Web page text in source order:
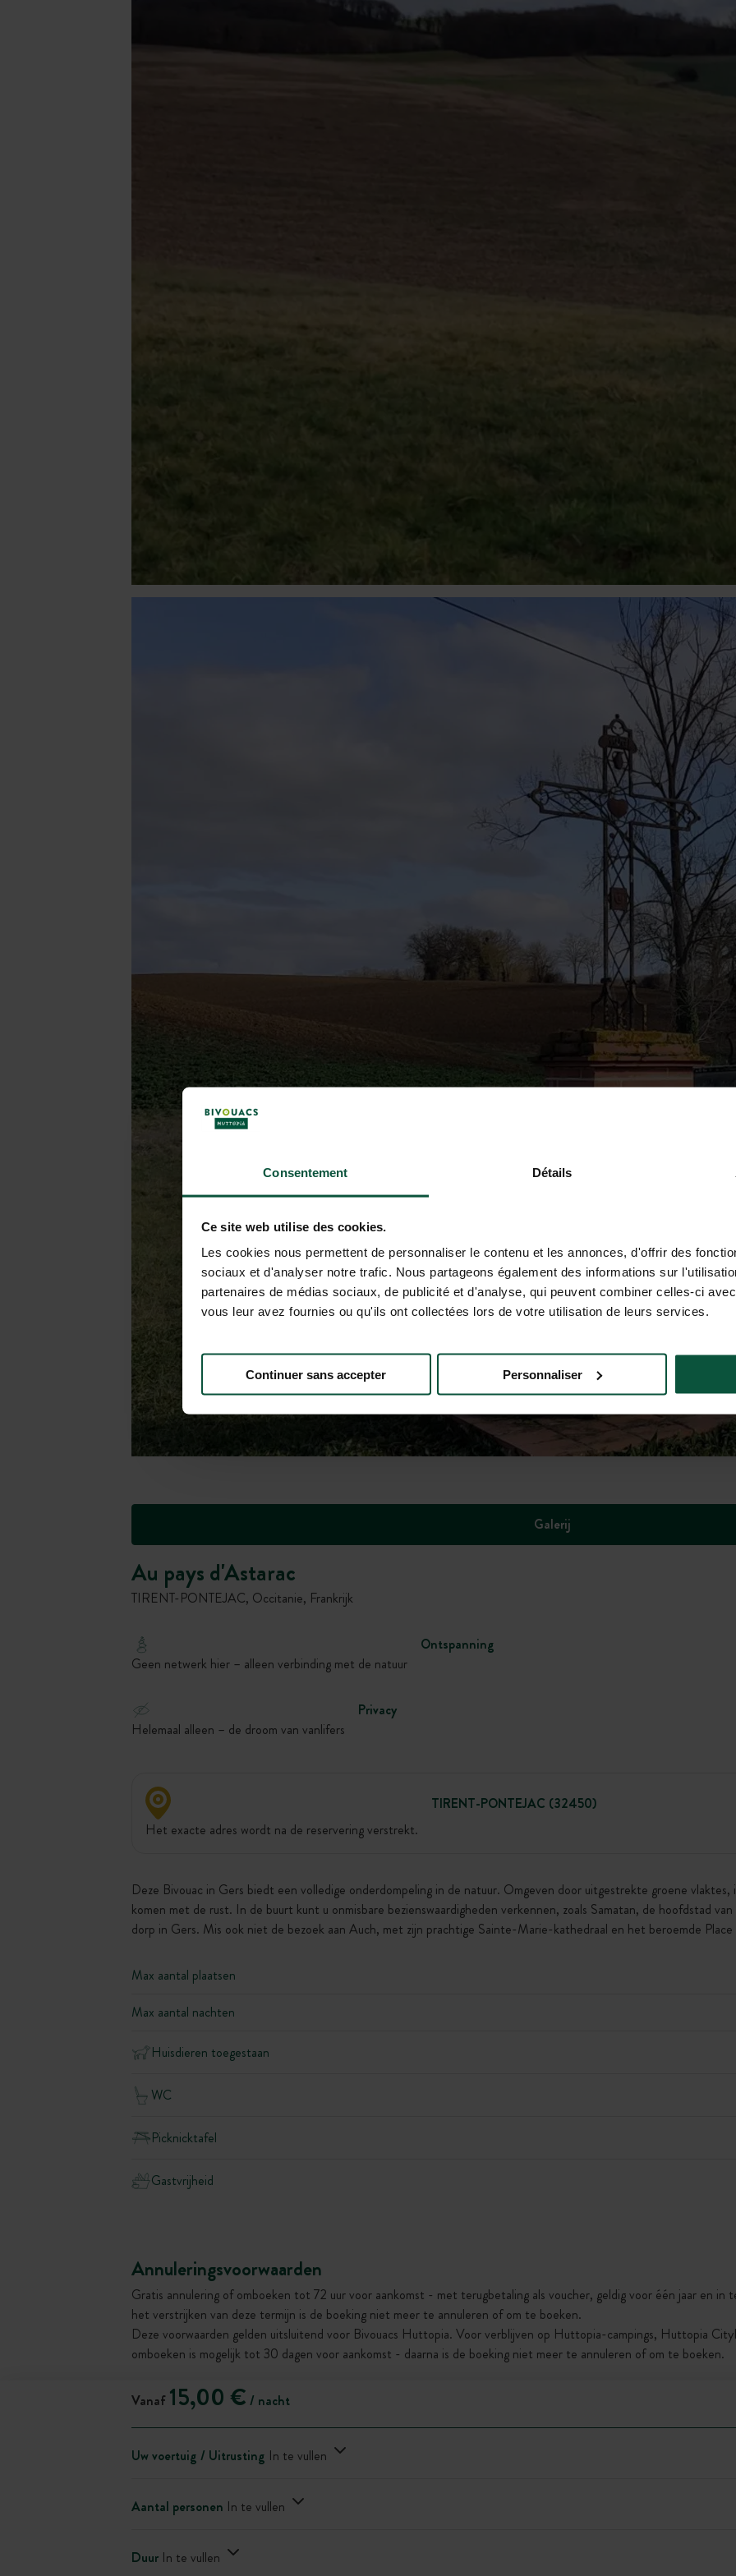
Consentement Détails
Ce site web utilise des cookies.
Les cookies nous permettent de personnaliser le contenu et les annonces, d'offrir des
sociaux et d'analyser notre trafic. Nous partageons également des informations sur
partenaires de médias sociaux, de publicité et d'analyse, qui peuvent combiner celles-ci
vous leur avez fournies ou qu'ils ont collectées lors de votre utilisation de leurs services.
Continuer sans accepter Personnaliser
Galerij
Au pays d'Astarac
TIRENT-PONTEJAC, Occitanie, Frankrijk
Ontspanning
Geen netwerk hier – alleen verbinding met de natuur
Privacy
Helemaal alleen – de droom van vanlifers
TIRENT-PONTEJAC (32450)
Het exacte adres wordt na de reservering verstrekt.
Deze Bivouac in Gers biedt een volledige onderdompeling in de natuur. Omgeven door uitgestrekte groene
komen met de rust. In de buurt kunt u onmisbare bezienswaardigheden verkennen, zoals Samatan, de hoofdstad
dorp in Gers. Mis ook niet de bezoek aan Auch, met zijn prachtige Sainte-Marie-kathedraal en het beroemde
Max aantal plaatsen
Max aantal nachten
Huisdieren toegestaan
WC
Picknicktafel
Gastvrijheid
Annuleringsvoorwaarden
Gratis annulering of omboeken tot 72 uur voor aankomst - met terugbetaling als voucher, geldig voor één jaar en in
het verstrijken van deze termijn is de boeking niet meer te annuleren of om te boeken.
Deze voorwaarden gelden uitsluitend voor Bivouacs Huttopia. Voor verblijven op Huttopia-campings, Huttopia
omboeken is mogelijk tot 30 dagen voor aankomst - daarna is de boeking niet meer te annuleren of om te boeken.
Vanaf 15,00 € / nacht
Uw voertuig / Uitrusting In te vullen
Aantal personen In te vullen
Duur In te vullen